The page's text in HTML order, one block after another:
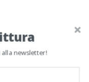
newsletter!